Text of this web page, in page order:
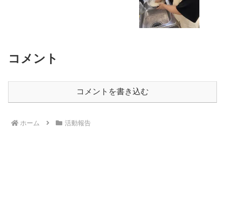
コメント
コメントを書き込む
ホーム 活動報告